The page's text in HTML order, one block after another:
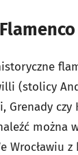
(stolicy
Grenady czy
można
Wrocławiu